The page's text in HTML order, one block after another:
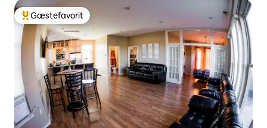
Bedste gæstefavorit
Gæstefavorit